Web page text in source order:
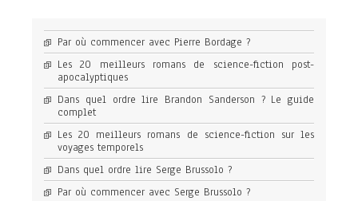
Par où commencer avec Pierre Bordage ?
Les 20 meilleurs romans de science-fiction post-
apocalyptiques
Dans quel ordre lire Brandon Sanderson ? Le guide
complet
Les 20 meilleurs romans de science-fiction sur les
voyages temporels
Dans quel ordre lire Serge Brussolo ?
Par où commencer avec Serge Brussolo ?